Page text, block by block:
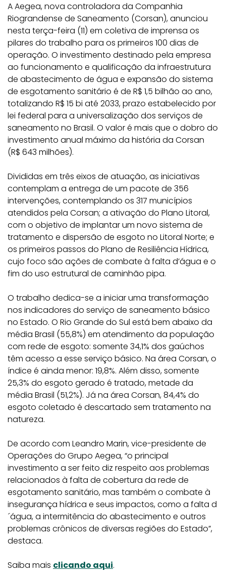
A Aegea, nova controladora da Companhia
Riograndense de Saneamento (Corsan), anunciou
nesta terça-feira (11) em coletiva de imprensa os
pilares do trabalho para os primeiros 100 dias de
operação. O investimento destinado pela empresa
ao funcionamento e qualificação da infraestrutura
de abastecimento de água e expansão do sistema
de esgotamento sanitário é de R$ 1,5 bilhão ao ano,
totalizando R$ 15 bi até 2033, prazo estabelecido por
lei federal para a universalização dos serviços de
saneamento no Brasil. O valor é mais que o dobro do
investimento anual máximo da história da Corsan
(R$ 643 milhões).
Divididas em três eixos de atuação, as iniciativas
contemplam a entrega de um pacote de 356
intervenções, contemplando os 317 municípios
atendidos pela Corsan; a ativação do Plano Litoral,
com o objetivo de implantar um novo sistema de
tratamento e dispersão de esgoto no Litoral Norte; e
os primeiros passos do Plano de Resiliência Hídrica,
cujo foco são ações de combate à falta d’água e o
fim do uso estrutural de caminhão pipa.
O trabalho dedica-se a iniciar uma transformação
nos indicadores do serviço de saneamento básico
no Estado. O Rio Grande do Sul está bem abaixo da
média Brasil (55,8%) em atendimento da população
com rede de esgoto: somente 34,1% dos gaúchos
têm acesso a esse serviço básico. Na área Corsan, o
índice é ainda menor: 19,8%. Além disso, somente
25,3% do esgoto gerado é tratado, metade da
média Brasil (51,2%). Já na área Corsan, 84,4% do
esgoto coletado é descartado sem tratamento na
natureza.
De acordo com Leandro Marin, vice-presidente de
Operações do Grupo Aegea, “o principal
investimento a ser feito diz respeito aos problemas
relacionados à falta de cobertura da rede de
esgotamento sanitário, mas também o combate à
insegurança hídrica e seus impactos, como a falta d
´água, a intermitência do abastecimento e outros
problemas crônicos de diversas regiões do Estado”,
destaca.
Saiba mais clicando aqui.